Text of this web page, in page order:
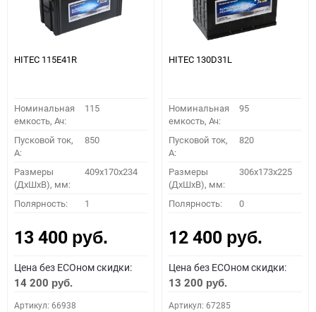
HITEC 115E41R
Номинальная
емкость, Ач:
115
Пусковой ток,
A:
850
Размеры
(ДхШхВ), мм:
409x170x234
Полярность: 1
13 400 руб.
Цена без ECOном скидки:
14 200 руб.
Артикул: 66938
HITEC 130D31L
Номинальная
емкость, Ач:
95
Пусковой ток,
A:
820
Размеры
(ДхШхВ), мм:
306x173x225
Полярность: 0
12 400 руб.
Цена без ECOном скидки:
13 200 руб.
Артикул: 67285